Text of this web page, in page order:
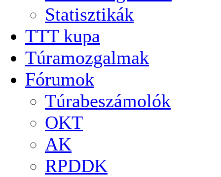
Statisztikák
TTT kupa
Túramozgalmak
Fórumok
Túrabeszámolók
OKT
AK
RPDDK